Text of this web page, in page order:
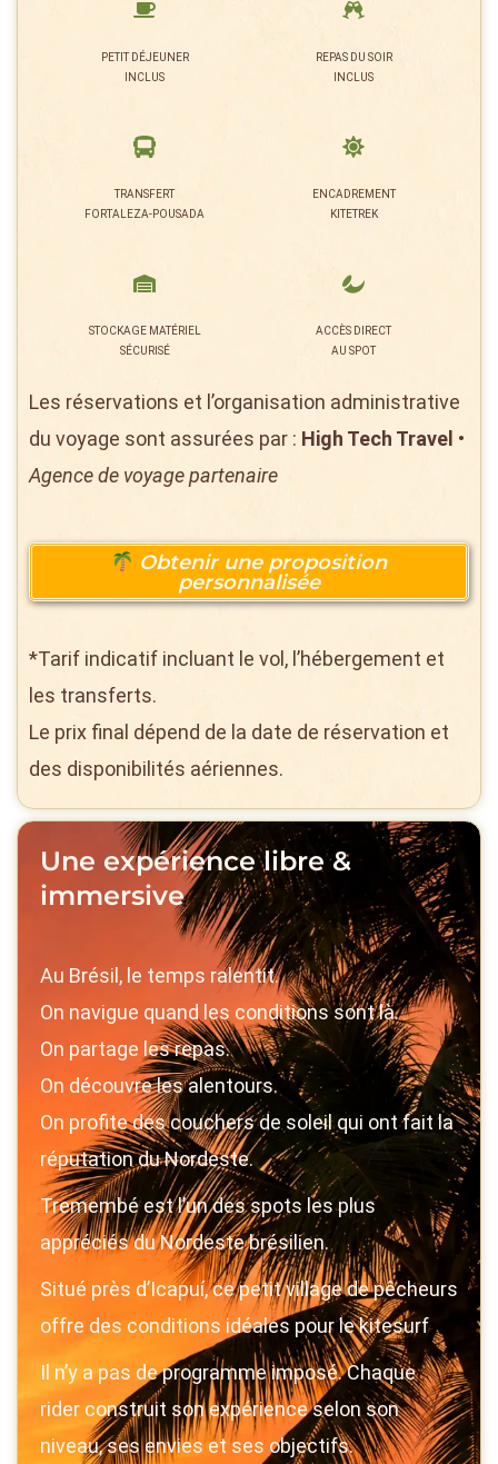
PETIT DÉJEUNER
INCLUS
REPAS DU SOIR
INCLUS
TRANSFERT
FORTALEZA-POUSADA
ENCADREMENT
KITETREK
STOCKAGE MATÉRIEL
SÉCURISÉ
ACCÈS DIRECT
AU SPOT
Les réservations et l’organisation administrative
du voyage sont assurées par : High Tech Travel •
Agence de voyage partenaire
Obtenir une proposition
personnalisée
*Tarif indicatif incluant le vol, l’hébergement et
les transferts.
Le prix final dépend de la date de réservation et
des disponibilités aériennes.
Une expérience libre &
immersive
Au Brésil, le temps ralentit.
On navigue quand les conditions sont là.
On partage les repas.
On découvre les alentours.
On profite des couchers de soleil qui ont fait la
réputation du Nordeste.
Tremembé est l’un des spots les plus
appréciés du Nordeste brésilien.
Situé près d’Icapuí, ce petit village de pêcheurs
offre des conditions idéales pour le kitesurf
Il n’y a pas de programme imposé. Chaque
rider construit son expérience selon son
niveau, ses envies et ses objectifs.